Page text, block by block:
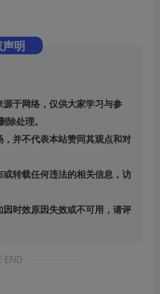
明
于网络，仅供大家学习与参
处理。
并不代表本站赞同其观点和对
转载任何违法的相关信息，访
时效原因失效或不可用，请评
END